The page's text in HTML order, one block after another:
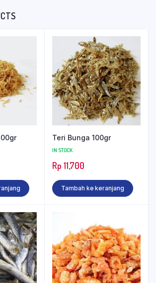
Teri Bunga 100gr
IN STOCK
Rp 11,700
Tambah ke keranjang